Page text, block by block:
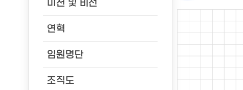
미션 및 비전
연혁
임원명단
조직도